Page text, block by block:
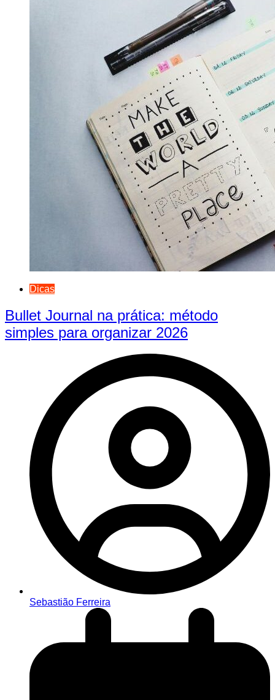
Dicas
Bullet Journal na prática: método
simples para organizar 2026
Sebastião Ferreira